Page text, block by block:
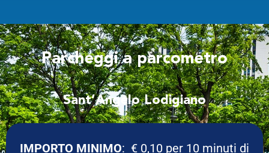
Parcheggia parcometro
Sant’Angelo Lodigiano
IMPORTO MINIMO: € 0,10 per 10 minuti di